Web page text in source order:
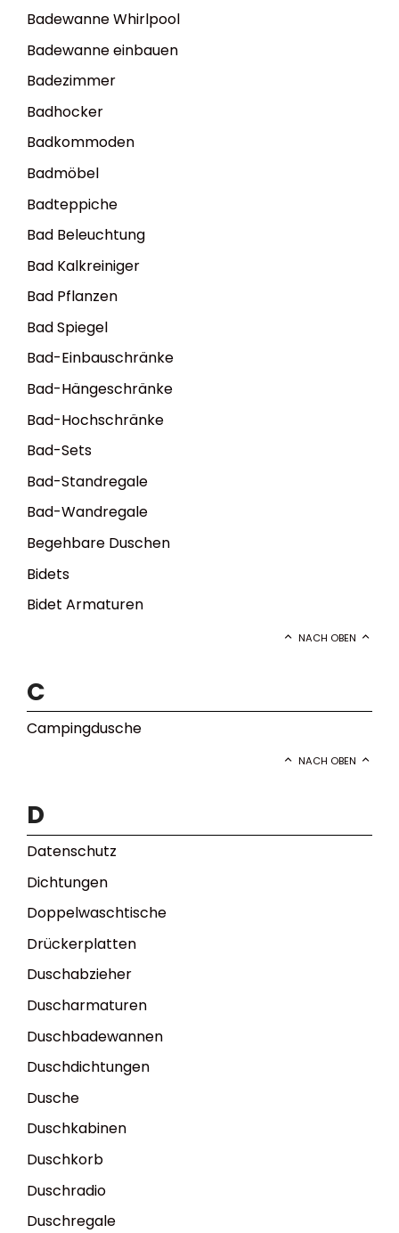
Badewanne Whirlpool
Badewanne einbauen
Badezimmer
Badhocker
Badkommoden
Badmöbel
Badteppiche
Bad Beleuchtung
Bad Kalkreiniger
Bad Pflanzen
Bad Spiegel
Bad-Einbauschränke
Bad-Hängeschränke
Bad-Hochschränke
Bad-Sets
Bad-Standregale
Bad-Wandregale
Begehbare Duschen
Bidets
Bidet Armaturen
NACH OBEN
C
Campingdusche
NACH OBEN
D
Datenschutz
Dichtungen
Doppelwaschtische
Drückerplatten
Duschabzieher
Duscharmaturen
Duschbadewannen
Duschdichtungen
Dusche
Duschkabinen
Duschkorb
Duschradio
Duschregale